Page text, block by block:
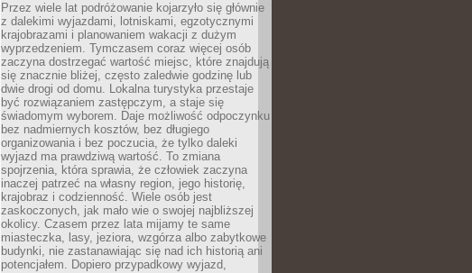
Przez wiele lat podróżowanie kojarzyło się głównie
z dalekimi wyjazdami, lotniskami, egzotycznymi
krajobrazami i planowaniem wakacji z dużym
wyprzedzeniem. Tymczasem coraz więcej osób
zaczyna dostrzegać wartość miejsc, które znajdują
się znacznie bliżej, często zaledwie godzinę lub
dwie drogi od domu. Lokalna turystyka przestaje
być rozwiązaniem zastępczym, a staje się
świadomym wyborem. Daje możliwość odpoczynku
bez nadmiernych kosztów, bez długiego
organizowania i bez poczucia, że tylko daleki
wyjazd ma prawdziwą wartość. To zmiana
spojrzenia, która sprawia, że człowiek zaczyna
inaczej patrzeć na własny region, jego historię,
krajobraz i codzienność. Wiele osób jest
zaskoczonych, jak mało wie o swojej najbliższej
okolicy. Czasem przez lata mijamy te same
miasteczka, lasy, jeziora, wzgórza albo zabytkowe
budynki, nie zastanawiając się nad ich historią ani
potencjałem. Dopiero przypadkowy wyjazd,